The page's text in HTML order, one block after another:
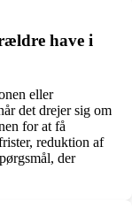
have i
eller
det drejer sig om
for at få
reduktion af
der